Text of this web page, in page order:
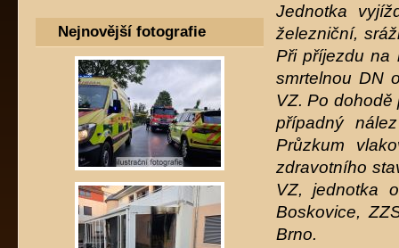
Jednotka
železniční,
Při příjezdu na
smrtelnou DN
VZ. Po dohodě
případný
Průzkum
zdravotního
VZ, jednotka
Boskovice,
Brno.
Nejnovější fotografie